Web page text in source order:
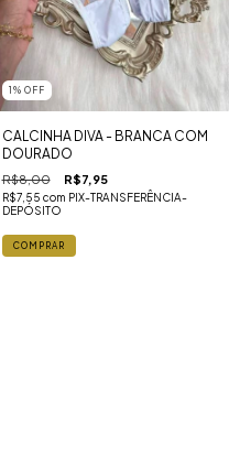
1 % OFF
CALCINHA DIVA - BRANCA COM
DOURADO
R$8,00 R$7,95
R$7,55 com PIX-TRANSFERÊNCIA-
DEPÓSITO